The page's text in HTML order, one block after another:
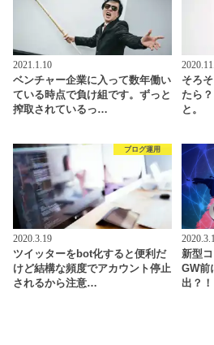
2021.1.10
ベンチャー企業に入って数年働い
ている時点で負け組です。ずっと
搾取されているっ…
そろ
たら
と。
ブログ運用
2020.3.19
ツイッターをbot化すると便利だ
けど結構な頻度でアカウント停止
されるから注意…
新型
GW前
出？